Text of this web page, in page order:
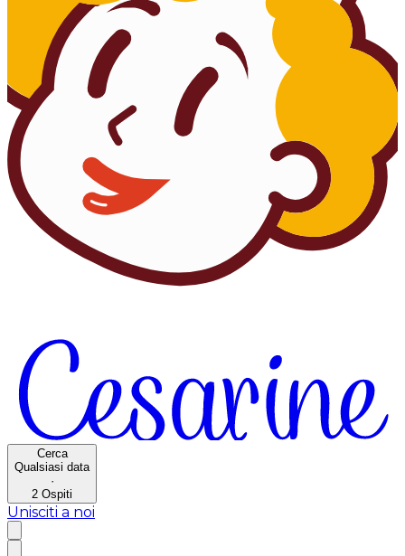
Cerca
Qualsiasi data
·
2 Ospiti
Unisciti a noi